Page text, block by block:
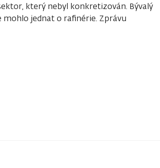
který nebyl konkretizován. Bývalý
jednat o rafinérie. Zprávu